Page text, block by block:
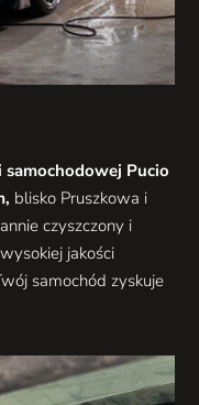
samochodowej Pucio
blisko Pruszkowa i
czyszczony i
jakości
samochód zyskuje